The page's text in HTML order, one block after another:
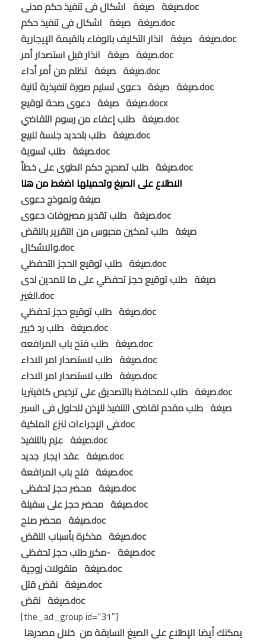
صيغة صيغة اشكال فى تنفيذ حكم مدنى.doc
صيغة صيغة اشكال فى تنفيذ حكم.doc
صيغة صيغة انذار التكليف بالوفاء بالقيمة الإيجارية.doc
صيغة صيغة انذار قبل استصدار أمر.doc
صيغة صيغة تظلم من أمر أداء.doc
صيغة صيغة دعوى تسليم صورة تنفيذية ثانية.doc
صيغة صيغة دعوى صحة توقيع.docx
صيغة طلب إعفاء من رسوم التقاضي.doc
صيغة طلب بتحديد جلسة للبيع.doc
صيغة طلب تسوية.doc
صيغة طلب تصحيح حكم انطوى على خطأ.doc
صيغة طلب تقدير مصروفات دعوى.doc
صيغة طلب تمكين محبوس من التقرير بالنقض
والاشكال.doc
صيغة طلب توقيع الحجز التحفظي.doc
صيغة طلب توقيع حجز تحفظي على ما للمدين لدى
الغير.doc
صيغة طلب توقيع حجز تحفظي.doc
صيغة طلب رد خبير.doc
صيغة طلب فتح باب المرافعه.doc
صيغة طلب لاستصدار امر الاداء.doc
صيغة طلب لاستصدار امر الاداء.doc
صيغة طلب للمحافظ بالتصديق على ترخيص كافيتريا.doc
صيغة طلب مقدم لقاضى التنفيذ للإذن للحلول فى السير
فى الإجراءات لنزع الملكية.doc
صيغة عزم بالتنفيذ.doc
صيغة عقد ايجار جديد.doc
صيغة فتح باب المرافعة.doc
صيغة محضر حجز تحفظى.doc
صيغة محضر حجز على سفينة.doc
صيغة محضر صلح.doc
صيغة مذكرة بأسباب النقض.doc
صيغة -مكرر طلب حجز تحفظى.doc
صيغة منقولات زوجية.doc
صيغة نقض قتل.doc
صيغة نقض.doc
[the_ad_group id=”31″]
يمكنك أيضا الإطلاع على الصيغ السابقة من خلال مصدرها